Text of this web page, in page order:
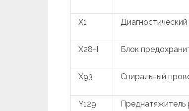
X1
X28-I Блок
X93 Спиральный
Y129 Преднатяжитель